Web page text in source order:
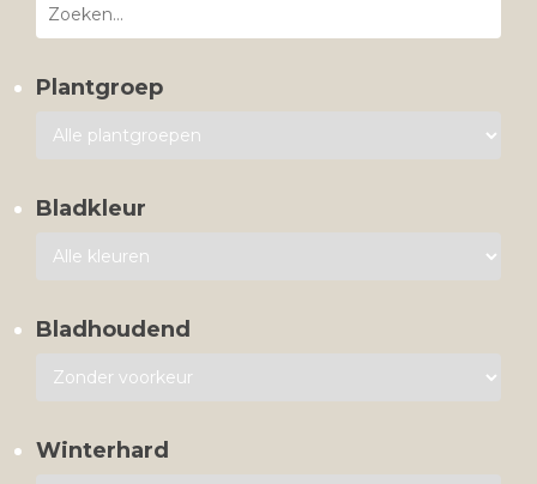
Plantgroep
Bladkleur
Bladhoudend
Winterhard